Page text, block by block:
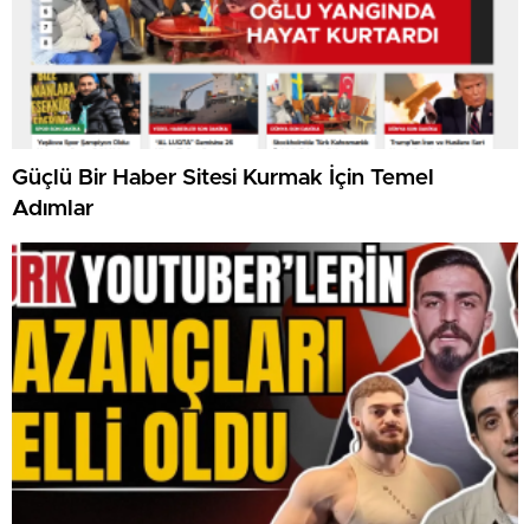
Güçlü Bir Haber Sitesi Kurmak İçin Temel
Adımlar